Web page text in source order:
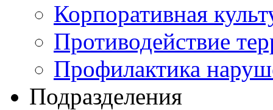
Корпоративная
Противодействие
Профилактика
Подразделения